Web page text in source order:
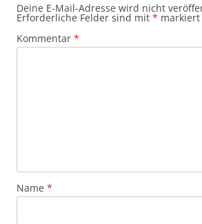
Deine E-Mail-Adresse wird nicht
Erforderliche Felder sind mit * markiert
Kommentar *
Name *